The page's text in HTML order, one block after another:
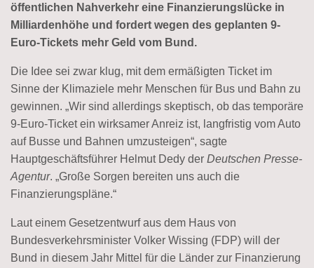
öffentlichen Nahverkehr eine Finanzierungslücke in
Milliardenhöhe und fordert wegen des geplanten 9-
Euro-Tickets mehr Geld vom Bund.
Die Idee sei zwar klug, mit dem ermäßigten Ticket im
Sinne der Klimaziele mehr Menschen für Bus und Bahn zu
gewinnen. „Wir sind allerdings skeptisch, ob das temporäre
9-Euro-Ticket ein wirksamer Anreiz ist, langfristig vom Auto
auf Busse und Bahnen umzusteigen“, sagte
Hauptgeschäftsführer Helmut Dedy der Deutschen Presse-
Agentur. „Große Sorgen bereiten uns auch die
Finanzierungspläne.“
Laut einem Gesetzentwurf aus dem Haus von
Bundesverkehrsminister Volker Wissing (FDP) will der
Bund in diesem Jahr Mittel für die Länder zur Finanzierung